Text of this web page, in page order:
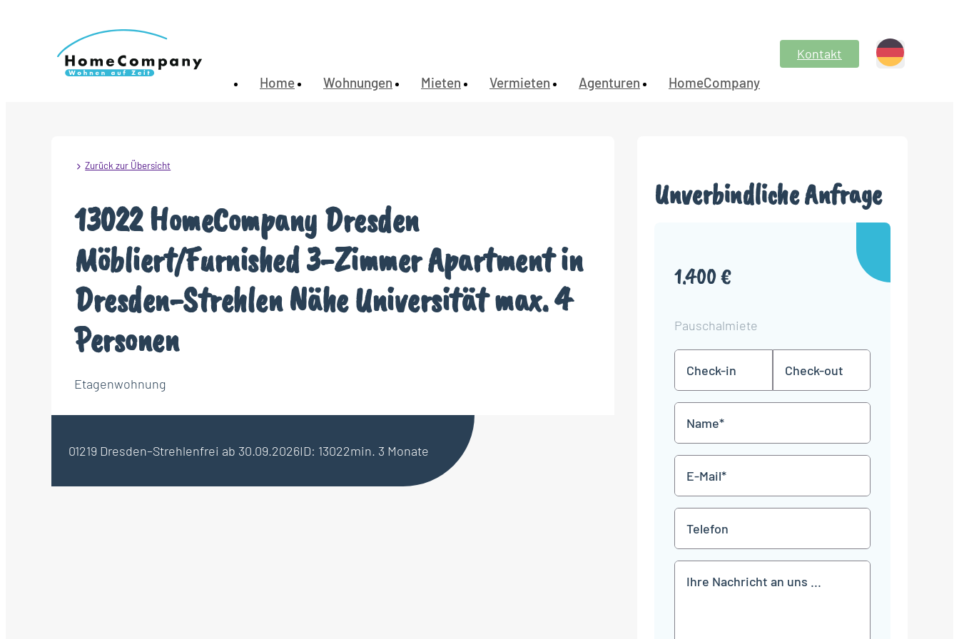
Home Wohnungen Mieten Vermieten Agenturen HomeCompany
Kontakt
Zurück zur Übersicht
13022 HomeCompany Dresden
Möbliert/Furnished 3-Zimmer Apartment in
Dresden-Strehlen Nähe Universität max. 4
Personen
Etagenwohnung
01219 Dresden–Strehlenfrei ab 30.09.2026ID: 13022min. 3 Monate
Unverbindliche Anfrage
1.400 €
Pauschalmiete
in
TT
Punkt
MM
JJJJ
TT
Punkt
MM
Mail
*